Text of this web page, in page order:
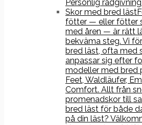
Personlig
Skor med bred läst
fötter — eller fötter
med åren — är rätt
bekväma steg. Vi
bred läst, ofta med
anpassar sig efter
modeller med bred
Feet, Waldläufer,
Comfort. Allt från
promenadskor till
bred läst för både
på din läst?